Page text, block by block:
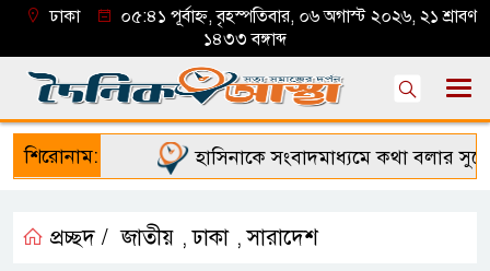
ঢাকা
০৫:৪১ পূর্বাহ্ন, বৃহস্পতিবার, ০৬ অগাস্ট ২০২৬, ২১ শ্রাবণ
১৪৩৩ বঙ্গাব্দ
শিরোনাম: হাসিনাকে সংবাদমাধ্যমে কথা বলার সুযোগ
প্রচ্ছদ / জাতীয় ,ঢাকা ,সারাদেশ